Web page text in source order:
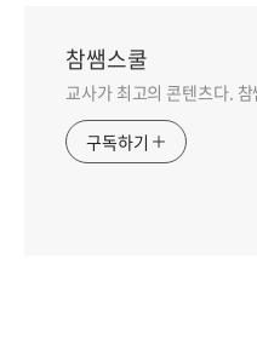
참쌤스쿨
교사가 최고의 콘텐츠다.
구독하기